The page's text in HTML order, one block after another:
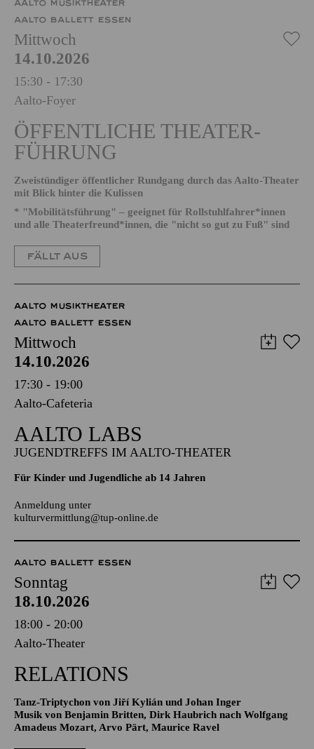
AALTO MUSIKTHEATER
AALTO BALLETT ESSEN
Mittwoch
14.10.2026
15:30 - 17:30
Aalto-Foyer
ÖFFENTLICHE THEATER­
FÜHRUNG
Zweistündiger öffentlicher Rundgang durch das Aalto-Theater
mit Blick hinter die Kulissen
* "Mobilitätsführung" – geeignet für Rollstuhlfahrer*innen
und alle Theaterfreund*innen, die "nicht so gut zu Fuß" sind
FÄLLT AUS
AALTO MUSIKTHEATER
AALTO BALLETT ESSEN
Mittwoch
14.10.2026
17:30 - 19:00
Aalto-Cafeteria
AALTO LABS
JUGENDTREFFS IM AALTO-THEATER
Für Kinder und Jugendliche ab 14 Jahren
Anmeldung unter
kulturvermittlung@tup-online.de
AALTO BALLETT ESSEN
Sonntag
18.10.2026
18:00 - 20:00
Aalto-Theater
RELATIONS
Tanz-Triptychon von Jiří Kylián und Johan Inger
Musik von Benjamin Britten, Dirk Haubrich nach Wolfgang
Amadeus Mozart, Arvo Pärt, Maurice Ravel